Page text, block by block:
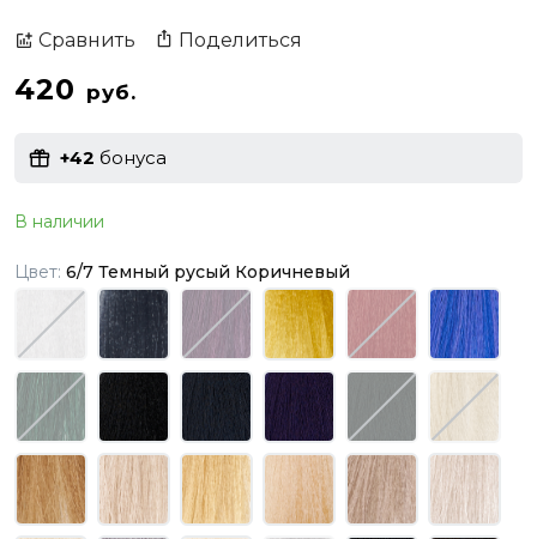
Сравнить Поделиться
420 руб.
+42 бонуса
В наличии
Цвет: 6/7 Темный русый Коричневый